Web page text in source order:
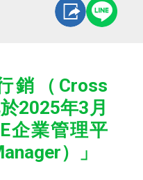
銷（Cross
2025年3月
企業管理平
）」